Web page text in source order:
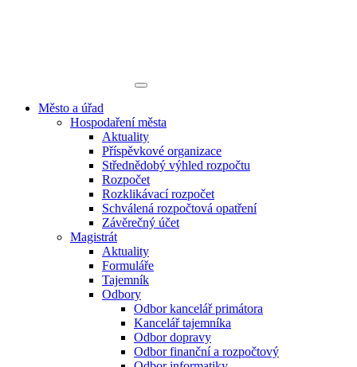
Město a úřad
Hospodaření města
Aktuality
Příspěvkové organizace
Střednědobý výhled rozpočtu
Rozpočet
Rozklikávací rozpočet
Schválená rozpočtová opatření
Závěrečný účet
Magistrát
Aktuality
Formuláře
Tajemník
Odbory
Odbor kancelář primátora
Kancelář tajemníka
Odbor dopravy
Odbor finanční a rozpočtový